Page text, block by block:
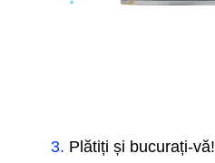
3. Plătiți și bucurați-vă!